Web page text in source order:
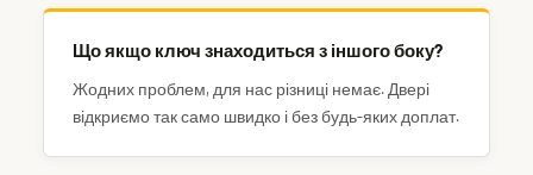
Що якщо ключ знаходиться з іншого боку?
Жодних проблем, для нас різниці немає. Двері
відкриємо так само швидко і без будь-яких доплат.